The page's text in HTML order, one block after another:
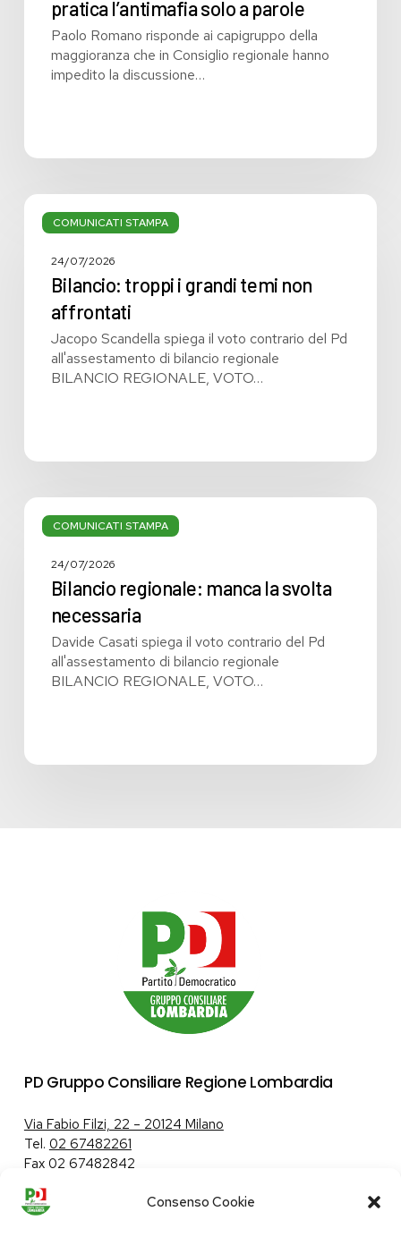
Consenso Cookie
pratica l’antimafia solo a parole
Paolo Romano risponde ai capigruppo della
maggioranza che in Consiglio regionale hanno
impedito la discussione…
COMUNICATI STAMPA
Bilancio:
troppi
grandi
affrontati
24/07/2026
Bilancio: troppi i grandi temi non
affrontati
Jacopo Scandella spiega il voto contrario del Pd
all'assestamento di bilancio regionale
BILANCIO REGIONALE, VOTO…
COMUNICATI STAMPA
Bilancio
regionale:
svolta
24/07/2026
Bilancio regionale: manca la svolta
necessaria
Davide Casati spiega il voto contrario del Pd
all'assestamento di bilancio regionale
BILANCIO REGIONALE, VOTO…
PD Gruppo Consiliare Regione Lombardia
Via Fabio Filzi, 22 – 20124 Milano
Tel. 02 67482261
Fax 02 67482842
Tutela dei dati personali|Politica sui cookie